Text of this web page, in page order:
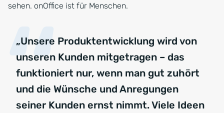
sehen. onOffice ist für Menschen.
„Unsere Produktentwicklung wird von
unseren Kunden mitgetragen – das
funktioniert nur, wenn man gut zuhört
und die Wünsche und Anregungen
seiner Kunden ernst nimmt. Viele Ideen